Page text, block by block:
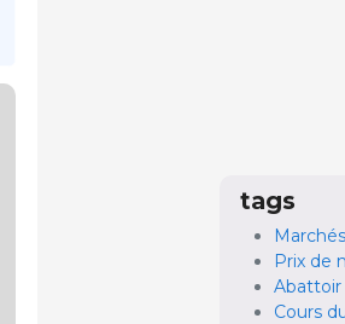
tags
Prix de
Abattoir
Cours